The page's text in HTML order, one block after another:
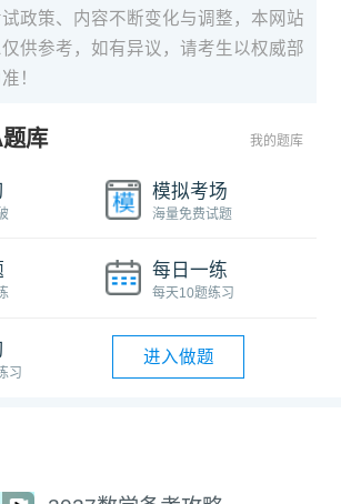
政策、内容不断变化与调整，本网站
供参考，如有异议，请考生以权威部
！
库 我的题库
模拟考场
海量免费试题
每日一练
每天10题练习
习
进入做题